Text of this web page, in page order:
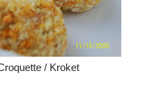
/ Kroket